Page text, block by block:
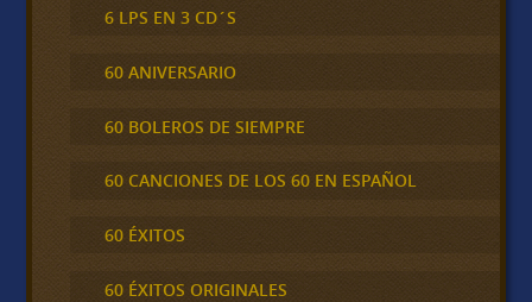
6 LPS EN 3 CD´S
60 ANIVERSARIO
60 BOLEROS DE SIEMPRE
60 CANCIONES DE LOS 60 EN ESPAÑOL
60 ÉXITOS
60 ÉXITOS ORIGINALES